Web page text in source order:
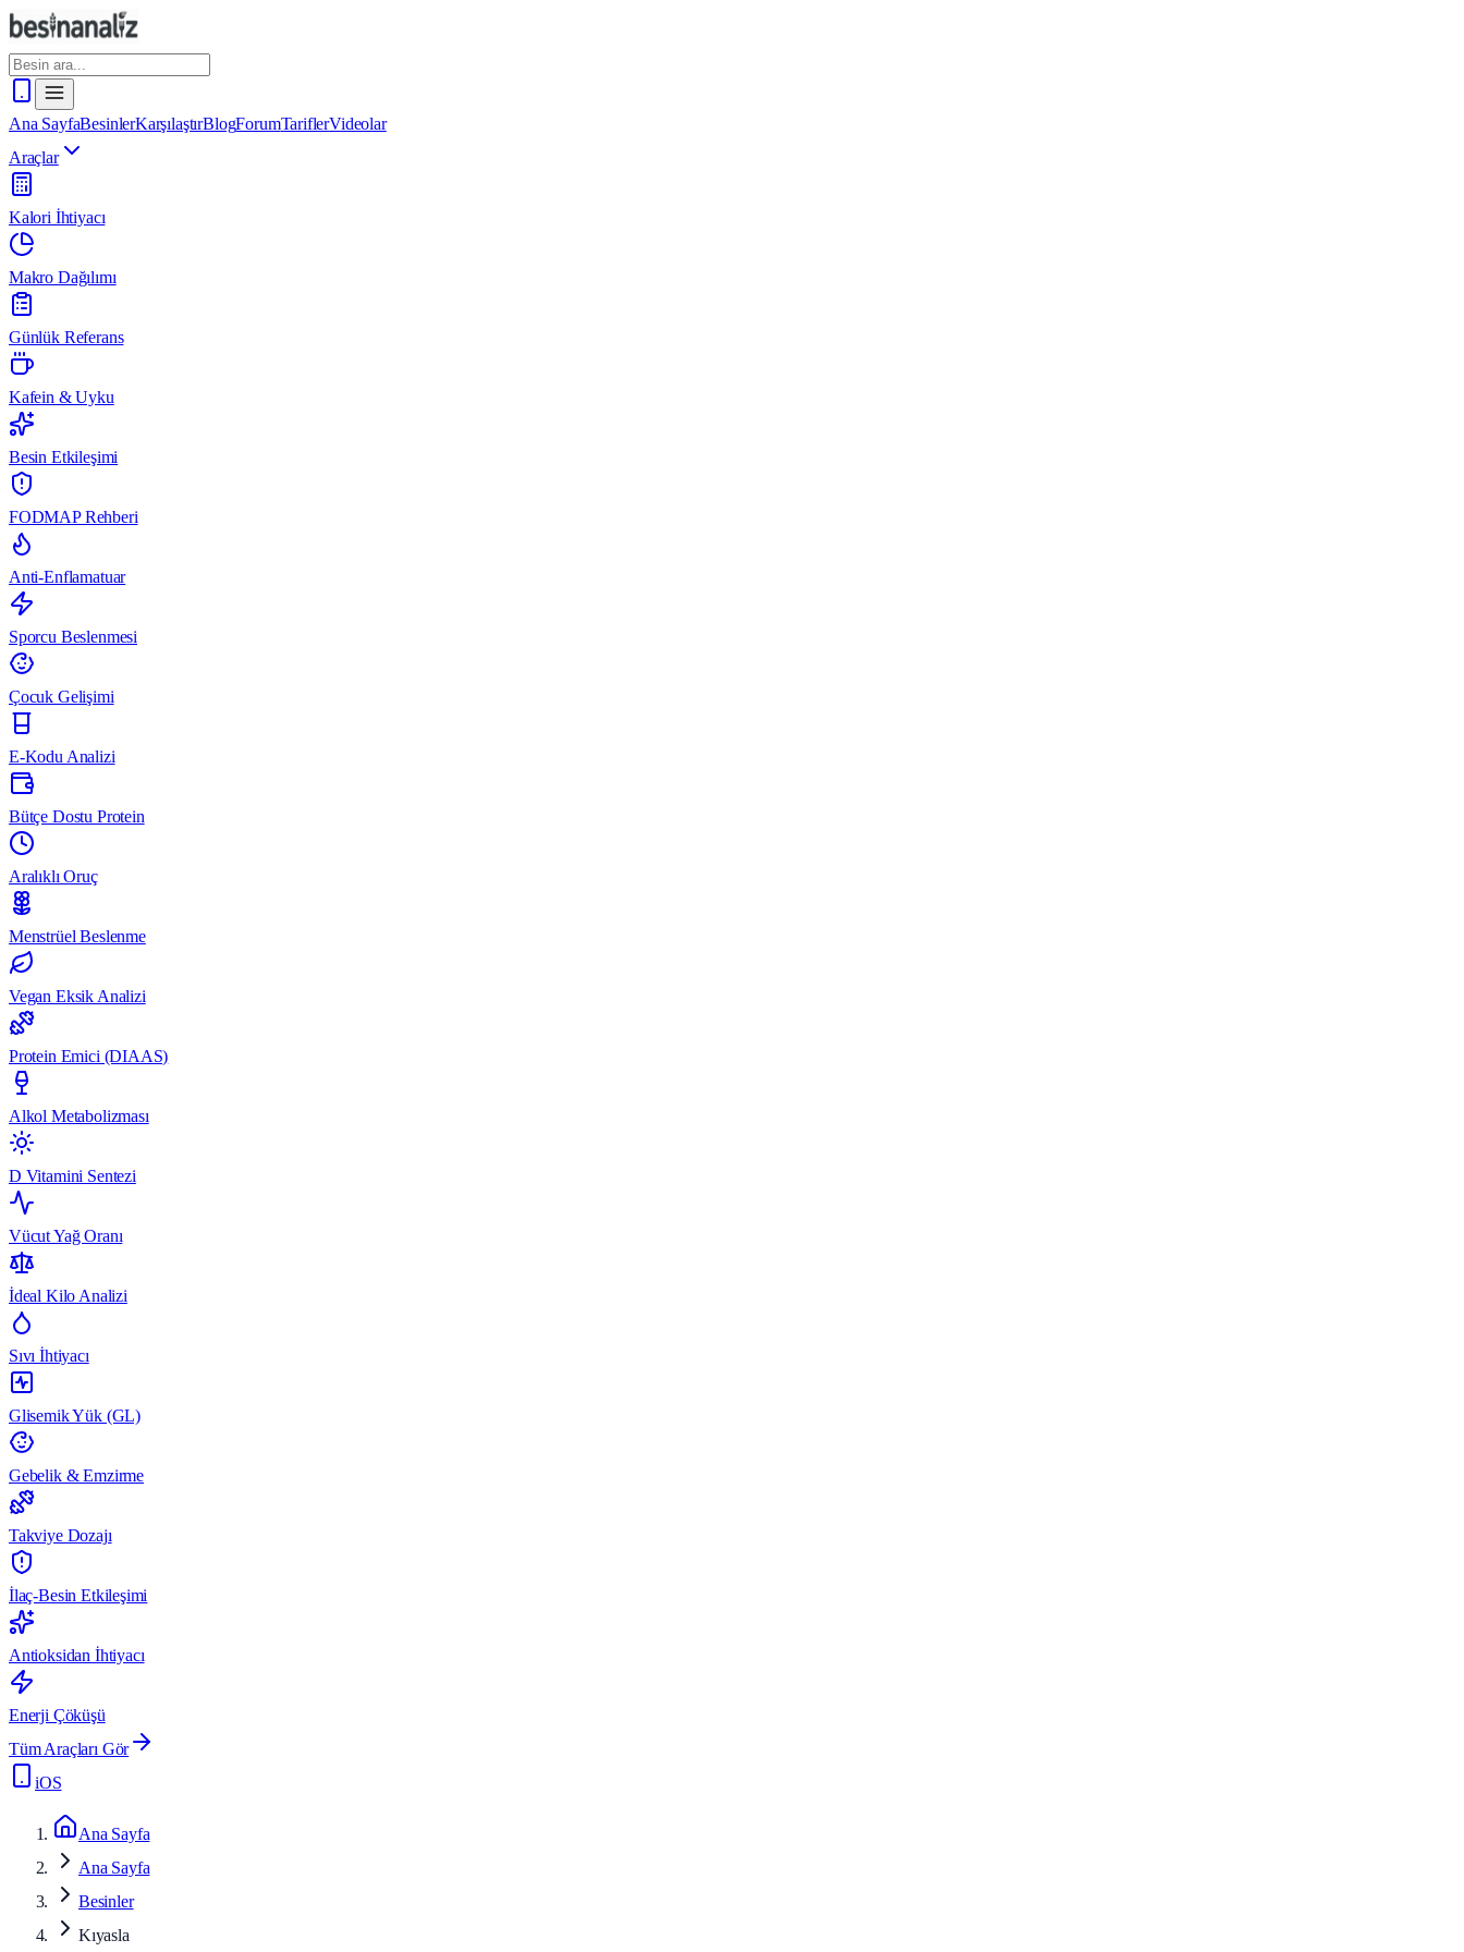
Ana SayfaBesinlerKarşılaştırBlogForumTariflerVideolar
Araçlar
Kalori İhtiyacı
Makro Dağılımı
Günlük Referans
Kafein & Uyku
Besin Etkileşimi
FODMAP Rehberi
Anti-Enflamatuar
Sporcu Beslenmesi
Çocuk Gelişimi
E-Kodu Analizi
Bütçe Dostu Protein
Aralıklı Oruç
Menstrüel Beslenme
Vegan Eksik Analizi
Protein Emici (DIAAS)
Alkol Metabolizması
D Vitamini Sentezi
Vücut Yağ Oranı
İdeal Kilo Analizi
Sıvı İhtiyacı
Glisemik Yük (GL)
Gebelik & Emzirme
Takviye Dozajı
İlaç-Besin Etkileşimi
Antioksidan İhtiyacı
Enerji Çöküşü
Tüm Araçları Gör
iOS
Ana Sayfa
Ana Sayfa
Besinler
Kıyasla